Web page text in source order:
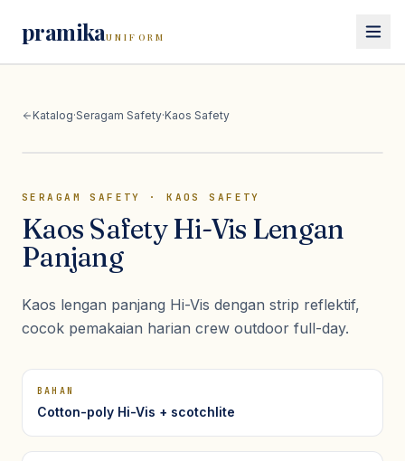
pramikaUNIFORM
Lihat semua seragam kerja
Kemeja PDH
Kemeja PDL
Kaos
Seragam Security & Satpam
Seragam Medis
Seragam Safety
Lihat semua
seragam safety
Wearpack / Coverall
Wearpack Pertamina & Migas
Wearpack Mekanik & Otomotif
Rompi Safety
Kaos Safety
Seragam Sekolah
Seragam SD
Olahraga
Almamater
Konsultasi
Katalog·Seragam Safety·Kaos Safety
SERAGAM SAFETY ·KAOS SAFETY
Kaos Safety Hi-Vis Lengan
Panjang
Kaos lengan panjang Hi-Vis dengan strip reflektif,
cocok pemakaian harian crew outdoor full-day.
BAHAN
Cotton-poly Hi-Vis + scotchlite